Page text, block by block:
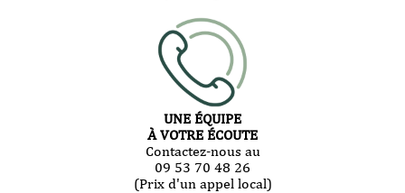
UNE ÉQUIPE
À VOTRE ÉCOUTE
Contactez-nous au
09 53 70 48 26
(Prix d'un appel local)